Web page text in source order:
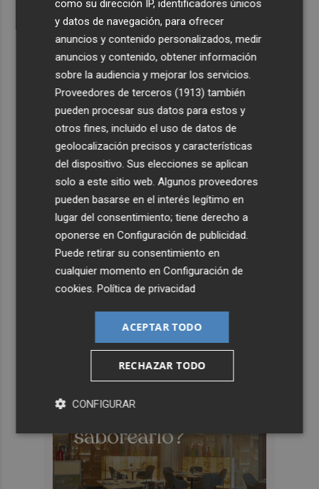
como su dirección IP, identificadores únicos
y datos de navegación, para ofrecer
anuncios y contenido personalizados, medir
anuncios y contenido, obtener información
sobre la audiencia y mejorar los servicios.
Proveedores de terceros (1913) también
pueden procesar sus datos para estos y
otros fines, incluido el uso de datos de
geolocalización precisos y características
del dispositivo. Sus elecciones se aplican
solo a este sitio web. Algunos proveedores
pueden basarse en el interés legítimo en
lugar del consentimiento; tiene derecho a
oponerse enConfiguración de publicidad
Puede retirar su consentimiento en
cualquier momento enConfiguración de
cookies .Política de privacidad
ACEPTAR TODO
RECHAZAR TODO
CONFIGURAR